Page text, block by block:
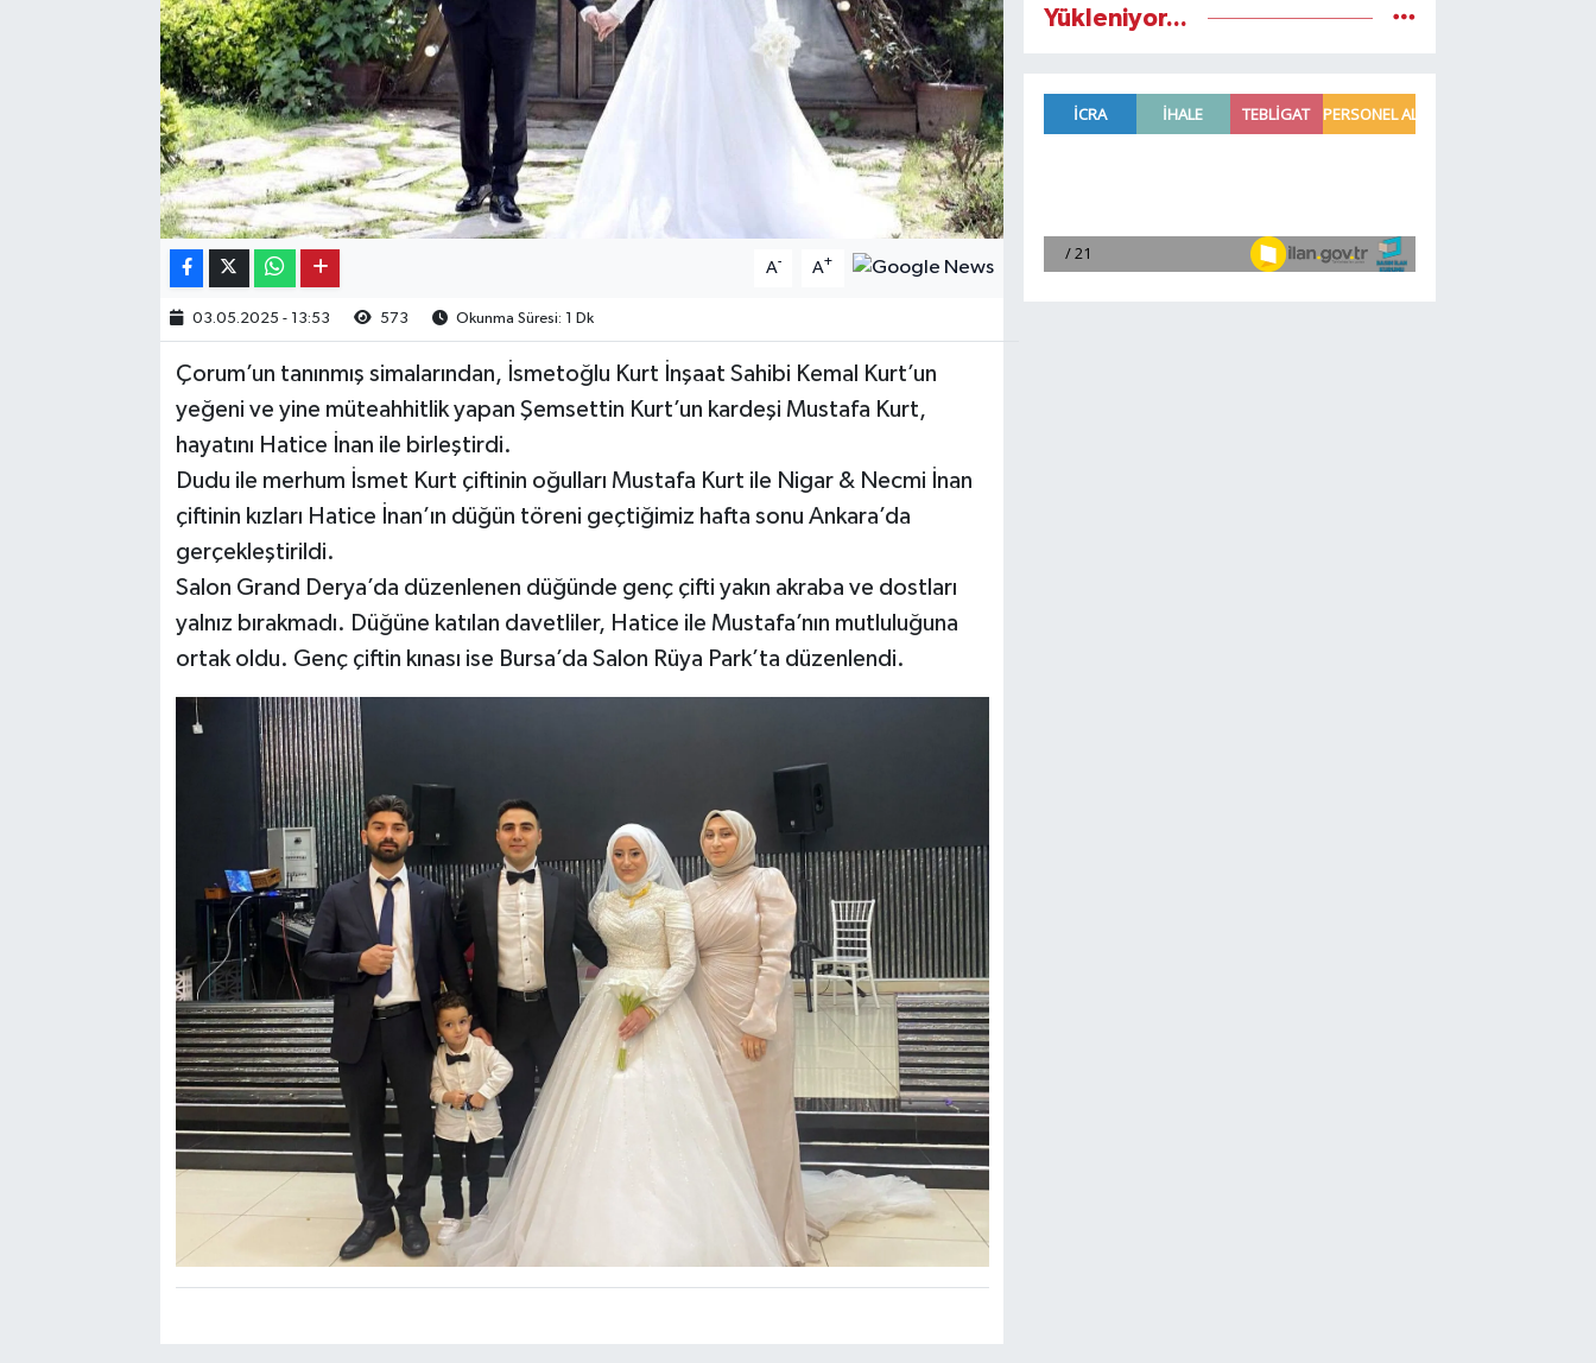
A- A+
03.05.2025 - 13:53 573 Okunma Süresi: 1 Dk
Çorum’un tanınmış simalarından, İsmetoğlu Kurt İnşaat Sahibi Kemal Kurt’un
yeğeni ve yine müteahhitlik yapan Şemsettin Kurt’un kardeşi Mustafa Kurt,
hayatını Hatice İnan ile birleştirdi.
Dudu ile merhum İsmet Kurt çiftinin oğulları Mustafa Kurt ile Nigar & Necmi İnan
çiftinin kızları Hatice İnan’ın düğün töreni geçtiğimiz hafta sonu Ankara’da
gerçekleştirildi.
Salon Grand Derya’da düzenlenen düğünde genç çifti yakın akraba ve dostları
yalnız bırakmadı. Düğüne katılan davetliler, Hatice ile Mustafa’nın mutluluğuna
ortak oldu. Genç çiftin kınası ise Bursa’da Salon Rüya Park’ta düzenlendi.
Yükleniyor...
Osmancık